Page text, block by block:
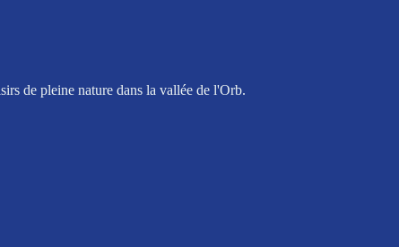
de pleine nature dans la vallée de l'Orb.